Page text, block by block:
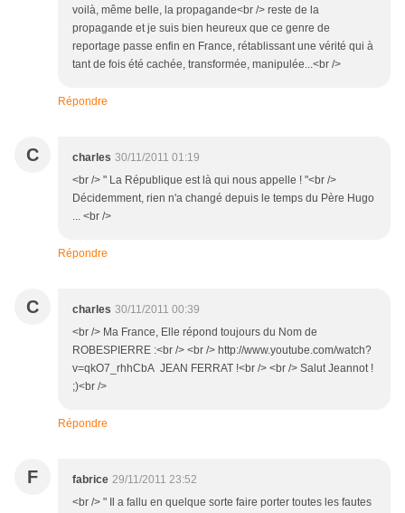
voilà, même belle, la propagande<br /> reste de la
propagande et je suis bien heureux que ce genre de
reportage passe enfin en France, rétablissant une vérité qui à
tant de fois été cachée, transformée, manipulée...<br />
Répondre
C charles 30/11/2011 01:19
<br /> " La République est là qui nous appelle ! "<br />
Décidemment, rien n'a changé depuis le temps du Père Hugo
... <br />
Répondre
C charles 30/11/2011 00:39
<br /> Ma France, Elle répond toujours du Nom de
ROBESPIERRE :<br /> <br /> http://www.youtube.com/watch?
v=qkO7_rhhCbA JEAN FERRAT !<br /> <br /> Salut Jeannot !
;)<br />
Répondre
F fabrice 29/11/2011 23:52
<br /> " Il a fallu en quelque sorte faire porter toutes les fautes